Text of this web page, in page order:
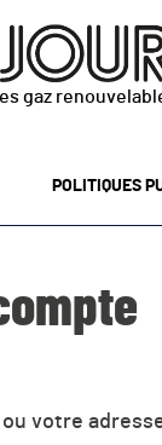
gaz
POLITIQUES
votre